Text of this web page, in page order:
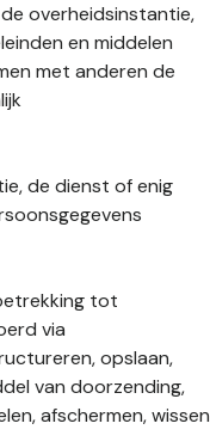
overheidsinstantie,
en middelen
met anderen de
de dienst of enig
tot
via
opslaan,
van doorzending,
afschermen, wissen